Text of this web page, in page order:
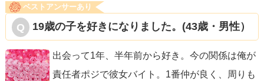
ベストアンサーあり
19歳の子を好きになりました。(43歳・男性）
出会って1年、半年前から好き。今の関係は俺が
責任者ポジで彼女バイト。1番仲が良く、周りも